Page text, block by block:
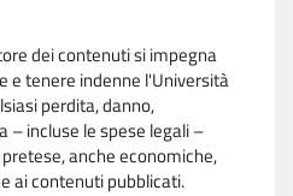
dei contenuti si impegna
e tenere indenne l'Università
perdita, danno,
– incluse le spese legali –
anche economiche,
ai contenuti pubblicati.